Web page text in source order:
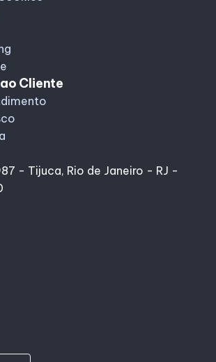
Cliente
- Tijuca, Rio de Janeiro - RJ -